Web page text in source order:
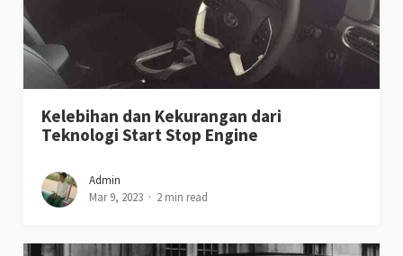
Kelebihan dan Kekurangan dari
Teknologi Start Stop Engine
Admin
Mar 9, 2023
2 min read